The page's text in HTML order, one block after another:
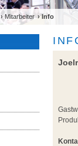
›Mitarbeiter › Info